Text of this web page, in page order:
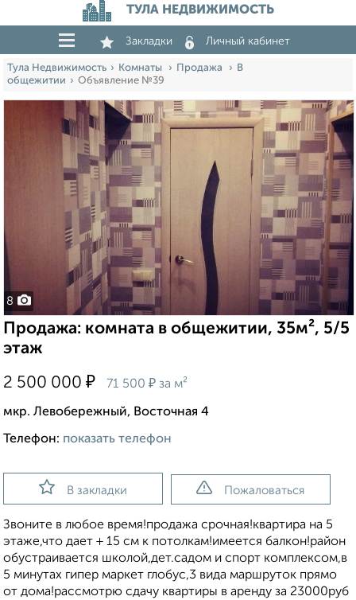
ТУЛА НЕДВИЖИМОСТЬ
Закладки Личный кабинет
Тула Недвижимость Комнаты Продажа
В
общежитии
Объявление №39
8
Продажа: комната в общежитии, 35м², 5/5
этаж
2 500 000 ₽ 71 500 ₽ за м²
мкр. Левобережный, Восточная 4
Телефон: показать телефон
В закладки Пожаловаться
Звоните в любое время!продажа срочная!квартира на 5
этаже,что дает + 15 см к потолкам!имеется балкон!район
обустраивается школой,дет.садом и спорт комплексом,в
5 минутах гипер маркет глобус,3 вида маршруток прямо
от дома!рассмотрю сдачу квартиры в аренду за 23000руб